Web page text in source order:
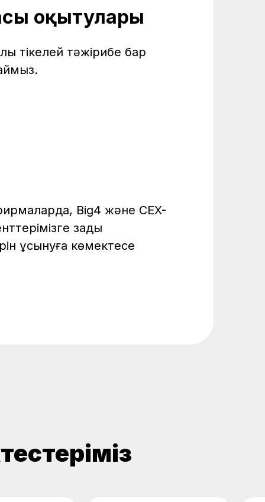
оқытулары
тікелей тәжірибе бар
фирмаларда, Big4 және CEX-
заңды
ұсынуға көмектесе